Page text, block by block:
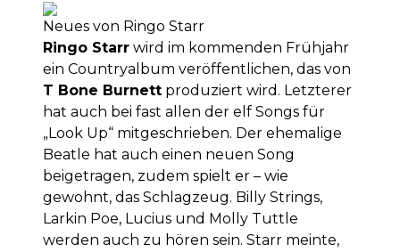
Neues von Ringo Starr
Ringo Starr wird im kommenden Frühjahr
ein Countryalbum veröffentlichen, das von
T Bone Burnett produziert wird. Letzterer
hat auch bei fast allen der elf Songs für
„Look Up“ mitgeschrieben. Der ehemalige
Beatle hat auch einen neuen Song
beigetragen, zudem spielt er – wie
gewohnt, das Schlagzeug. Billy Strings,
Larkin Poe, Lucius und Molly Tuttle
werden auch zu hören sein. Starr meinte,